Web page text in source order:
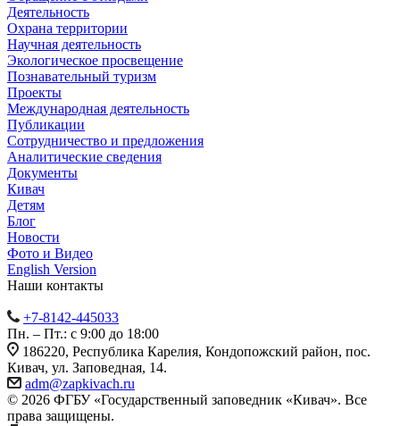
Деятельность
Охрана территории
Научная деятельность
Экологическое просвещение
Познавательный туризм
Проекты
Международная деятельность
Публикации
Сотрудничество и предложения
Аналитические сведения
Документы
Кивач
Детям
Блог
Новости
Фото и Видео
English Version
Наши контакты
+7-8142-445033
Пн. – Пт.: с 9:00 до 18:00
186220, Республика Карелия, Кондопожский район, пос.
Кивач, ул. Заповедная, 14.
adm@zapkivach.ru
© 2026 ФГБУ «Государственный заповедник «Кивач». Все
права защищены.